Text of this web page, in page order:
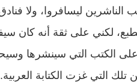
ليسافروا، ولا
لكني على ثقة أنه كان
الكتب التي سينشرها
التي غزت الكتابة العربية.